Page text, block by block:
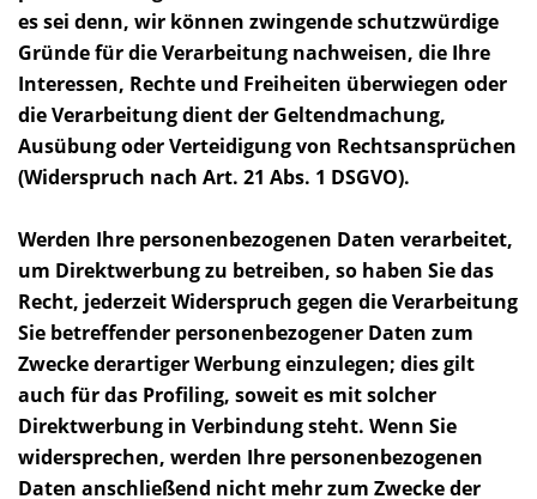
es sei denn, wir können zwingende schutzwürdige
Gründe für die Verarbeitung nachweisen, die Ihre
Interessen, Rechte und Freiheiten überwiegen oder
die Verarbeitung dient der Geltendmachung,
Ausübung oder Verteidigung von Rechtsansprüchen
(Widerspruch nach Art. 21 Abs. 1 DSGVO).
Werden Ihre personenbezogenen Daten verarbeitet,
um Direktwerbung zu betreiben, so haben Sie das
Recht, jederzeit Widerspruch gegen die Verarbeitung
Sie betreffender personenbezogener Daten zum
Zwecke derartiger Werbung einzulegen; dies gilt
auch für das Profiling, soweit es mit solcher
Direktwerbung in Verbindung steht. Wenn Sie
widersprechen, werden Ihre personenbezogenen
Daten anschließend nicht mehr zum Zwecke der